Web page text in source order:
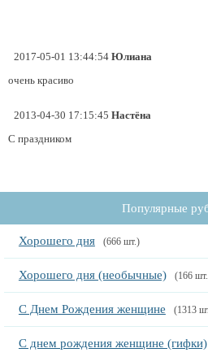
2017-05-01 13:44:54 Юлиана
очень красиво
2013-04-30 17:15:45 Настёна
С праздником
Популярные
Хорошего дня (666 шт.)
Хорошего дня (необычные) (166
С Днем Рождения женщине (1313
С днем рождения женщине (гифки)